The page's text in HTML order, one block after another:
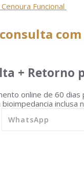
Funcional
+ Retorno
online de 60
bioimpedancia inclusa